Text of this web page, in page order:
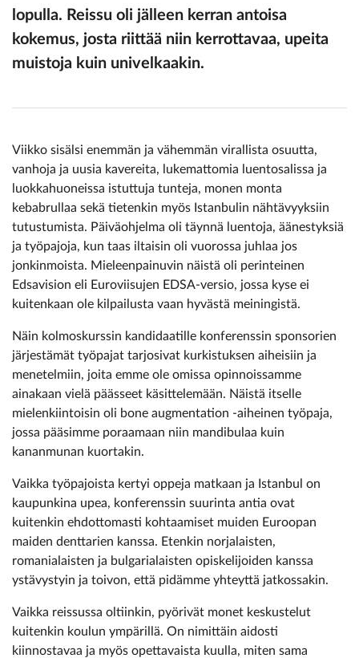
lopulla. Reissu oli jälleen kerran antoisa
kokemus, josta riittää niin kerrottavaa, upeita
muistoja kuin univelkaakin.
Viikko sisälsi enemmän ja vähemmän virallista osuutta,
vanhoja ja uusia kavereita, lukemattomia luentosalissa ja
luokkahuoneissa istuttuja tunteja, monen monta
kebabrullaa sekä tietenkin myös Istanbulin nähtävyyksiin
tutustumista. Päiväohjelma oli täynnä luentoja, äänestyksiä
ja työpajoja, kun taas iltaisin oli vuorossa juhlaa jos
jonkinmoista. Mieleenpainuvin näistä oli perinteinen
Edsavision eli Euroviisujen EDSA-versio, jossa kyse ei
kuitenkaan ole kilpailusta vaan hyvästä ­meiningistä.
Näin kolmoskurssin kandidaatille konferenssin sponsorien
järjestämät työpajat tarjosivat kurkistuksen aiheisiin ja
menetelmiin, joita emme ole omissa opinnoissamme
ainakaan vielä päässeet käsittelemään. Näistä itselle
mielenkiintoisin oli bone augmentation -aiheinen työpaja,
jossa pääsimme poraamaan niin mandibulaa kuin
kananmunan kuortakin.
Vaikka työpajoista kertyi oppeja matkaan ja Istanbul on
kaupunkina upea, konferenssin suurinta antia ovat
kuitenkin ehdottomasti kohtaamiset muiden Euroopan
maiden denttarien kanssa. Etenkin norjalaisten,
romanialaisten ja bulgarialaisten opiskelijoiden kanssa
ystävystyin ja toivon, että pidämme yhteyttä jatkossakin.
Vaikka reissussa oltiinkin, pyörivät monet keskustelut
kuitenkin koulun ympärillä. On nimittäin aidosti
kiinnostavaa ja myös opettavaista kuulla, miten sama